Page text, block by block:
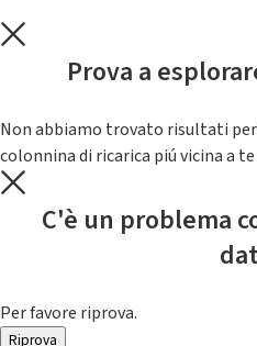
Prova a
Non abbiamo trovato risultati per
colonnina di ricarica piú vicina a
C'è un problema
Per favore riprova.
Riprova